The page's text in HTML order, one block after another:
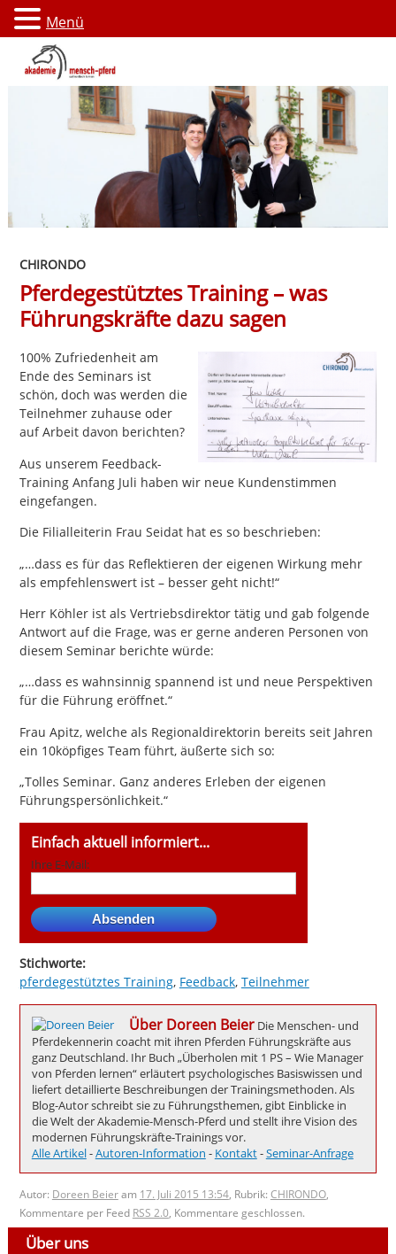
CHIRONDO
Pferdegestütztes Training – was
Führungskräfte dazu sagen
100% Zufriedenheit am
Ende des Seminars ist
schön, doch was werden die
Teilnehmer zuhause oder
auf Arbeit davon berichten?
Aus unserem Feedback-
Training Anfang Juli haben wir neue Kundenstimmen
eingefangen.
Die Filialleiterin Frau Seidat hat es so beschrieben:
„…dass es für das Reflektieren der eigenen Wirkung mehr
als empfehlenswert ist – besser geht nicht!“
Herr Köhler ist als Vertriebsdirektor tätig und gab folgende
Antwort auf die Frage, was er gerne anderen Personen von
diesem Seminar berichte würde:
„…dass es wahnsinnig spannend ist und neue Perspektiven
für die Führung eröffnet.“
Frau Apitz, welche als Regionaldirektorin bereits seit Jahren
ein 10köpfiges Team führt, äußerte sich so:
„Tolles Seminar. Ganz anderes Erleben der eigenen
Führungspersönlichkeit.“
Einfach aktuell informiert...
Ihre E-Mail:
Stichworte:
pferdegestütztes Training, Feedback, Teilnehmer
Über Doreen BeierDie Menschen- und
Pferdekennerin coacht mit ihren Pferden Führungskräfte aus
ganz Deutschland. Ihr Buch „Überholen mit 1 PS – Wie Manager
von Pferden lernen“ erläutert psychologisches Basiswissen und
liefert detaillierte Beschreibungen der Trainingsmethoden. Als
Blog-Autor schreibt sie zu Führungsthemen, gibt Einblicke in
die Welt der Akademie-Mensch-Pferd und stellt ihre Vision des
modernen Führungskräfte-Trainings vor.
Alle Artikel-Autoren-Information - Kontakt-Seminar-Anfrage
Autor: Doreen Beieram 17. Juli 2015 13:54, Rubrik: CHIRONDO,
Kommentare per Feed RSS 2.0, Kommentare geschlossen.
Über uns
Menü